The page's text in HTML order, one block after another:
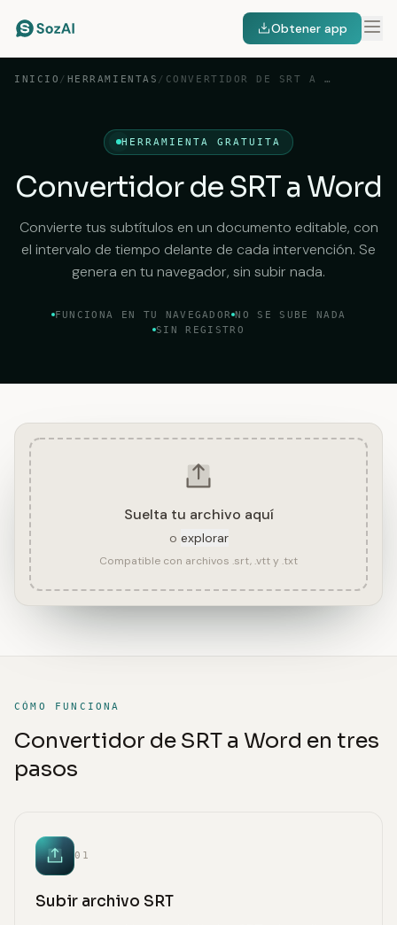
Obtener app
INICIO / HERRAMIENTAS / CONVERTIDOR DE SRT A WORD
HERRAMIENTA GRATUITA
Convertidor de SRT a Word
Convierte tus subtítulos en un documento editable, con
el intervalo de tiempo delante de cada intervención. Se
genera en tu navegador, sin subir nada.
FUNCIONA EN TU NAVEGADOR NO SE SUBE NADA
SIN REGISTRO
Suelta tu archivo aquí
o explorar
Compatible con archivos .srt, .vtt y .txt
CÓMO FUNCIONA
Convertidor de SRT a Word en tres
pasos
01
Subir archivo SRT